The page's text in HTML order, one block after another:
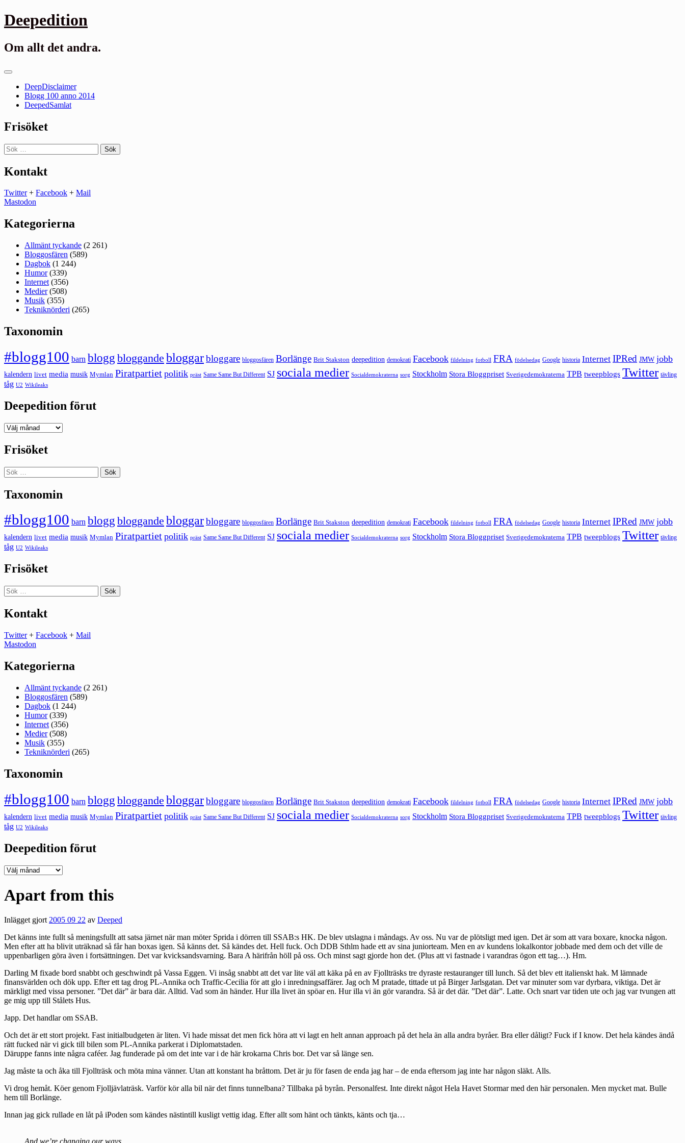
Gå
till
Deepedition
Om allt det andra.
Primär
DeepDisclaimer
Blogg 100 anno 2014
DeepedSamlat
Frisöket
Sök
efter:
Kontakt
Twitter+ Facebook + Mail
Mastodon
Kategorierna
Allmänt tyckande (2 261)
Bloggosfären (589)
Dagbok (1 244)
Humor(339)
Internet (356)
Medier(508)
Musik (355)
Tekniknörderi (265)
Taxonomin
#blogg100 barn blogg bloggande bloggarbloggare bloggosfären Borlänge Brit Stakston deepedition demokrati Facebook fildelning fotboll FRA födelsedag Google historia Internet IPRed JMW jobb
kalendern livet media musik Mymlan Piratpartiet politik präst Same Same But Different SJ sociala medier Socialdemokraterna sorg Stockholm Stora Bloggpriset Sverigedemokraterna TPB tweepblogs Twitter tävling
tåg U2 Wikileaks
Deepedition förut
Deepedition
Frisöket
Sök
efter:
Taxonomin
#blogg100 barn blogg bloggande bloggarbloggare bloggosfären Borlänge Brit Stakston deepedition demokrati Facebook fildelning fotboll FRA födelsedag Google historia Internet IPRed JMW jobb
kalendern livet media musik Mymlan Piratpartiet politik präst Same Same But Different SJ sociala medier Socialdemokraterna sorg Stockholm Stora Bloggpriset Sverigedemokraterna TPB tweepblogs Twitter tävling
tåg U2 Wikileaks
Frisöket
Sök
efter:
Kontakt
Twitter+ Facebook + Mail
Mastodon
Kategorierna
Allmänt tyckande (2 261)
Bloggosfären (589)
Dagbok (1 244)
Humor(339)
Internet (356)
Medier(508)
Musik (355)
Tekniknörderi (265)
Taxonomin
#blogg100 barn blogg bloggande bloggarbloggare bloggosfären Borlänge Brit Stakston deepedition demokrati Facebook fildelning fotboll FRA födelsedag Google historia Internet IPRed JMW jobb
kalendern livet media musik Mymlan Piratpartiet politik präst Same Same But Different SJ sociala medier Socialdemokraterna sorg Stockholm Stora Bloggpriset Sverigedemokraterna TPB tweepblogs Twitter tävling
tåg U2 Wikileaks
Deepedition förut
Deepedition
Apart from this
Inlägget gjort2005 09 22 av Deeped
Det känns inte fullt så meningsfullt att satsa järnet när man möter Sprida i dörren till SSAB:s HK. De blev utslagna i måndags. Av oss. Nu var de plötsligt med igen. Det är som att vara boxare, knocka någon.
Men efter att ha blivit uträknad så får han boxas igen. Så känns det. Så kändes det. Hell fuck. Och DDB Sthlm hade ett av sina juniorteam. Men en av kundens lokalkontor jobbade med dem och det ville de
uppenbarligen göra även i fortsättningen. Det var kvicksandsvarning. Bara A härifrån höll på oss. Och minst sagt gjorde hon det. (Plus att vi fastnade i varandras ögon ett tag…). Hm.
Darling M fixade bord snabbt och geschwindt på Vassa Eggen. Vi insåg snabbt att det var lite väl att käka på en av Fjollträsks tre dyraste restauranger till lunch. Så det blev ett italienskt hak. M lämnade
finansvärlden och dök upp. Efter ett tag drog PL-Annika och Traffic-Cecilia för att glo i inredningsaffärer. Jag och M pratade, tittade ut på Birger Jarlsgatan. Det var minuter som var dyrbara, viktiga. Det är
märkligt med vissa personer. ”Det där” är bara där. Alltid. Vad som än händer. Hur illa livet än spöar en. Hur illa vi än gör varandra. Så är det där. ”Det där”. Latte. Och snart var tiden ute och jag var tvungen att
ge mig upp till Stålets Hus.
Japp. Det handlar om SSAB.
Och det är ett stort projekt. Fast initialbudgeten är liten. Vi hade missat det men fick höra att vi lagt en helt annan approach på det hela än alla andra byråer. Bra eller dåligt? Fuck if I know. Det hela kändes ändå
rätt fucked när vi gick till bilen som PL-Annika parkerat i Diplomatstaden.
Däruppe fanns inte några caféer. Jag funderade på om det inte var i de här krokarna Chris bor. Det var så länge sen.
Jag måste ta och åka till Fjollträsk och möta mina vänner. Utan att konstant ha bråttom. Det är ju för fasen de enda jag har – de enda eftersom jag inte har någon släkt. Alls.
Vi drog hemåt. Köer genom Fjolljävlaträsk. Varför kör alla bil när det finns tunnelbana? Tillbaka på byrån. Personalfest. Inte direkt något Hela Havet Stormar med den här personalen. Men mycket mat. Bulle
hem till Borlänge.
Innan jag gick rullade en låt på iPoden som kändes nästintill kusligt vettig idag. Efter allt som hänt och tänkts, känts och tja…